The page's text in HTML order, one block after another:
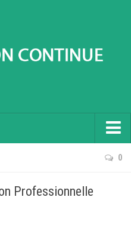
0
Professionnelle